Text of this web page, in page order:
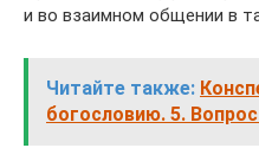
и во взаимном общении в
Читайте также:
богословию. 5.